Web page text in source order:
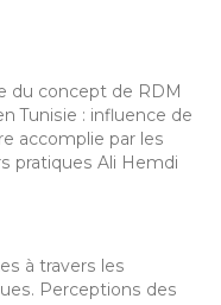
du concept de RDM
Tunisie : influence de
accomplie par les
pratiques Ali Hemdi
à travers les
Perceptions des